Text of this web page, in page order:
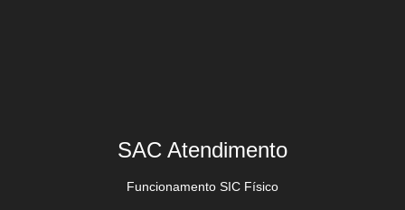
SAC Atendimento
Funcionamento SIC Físico